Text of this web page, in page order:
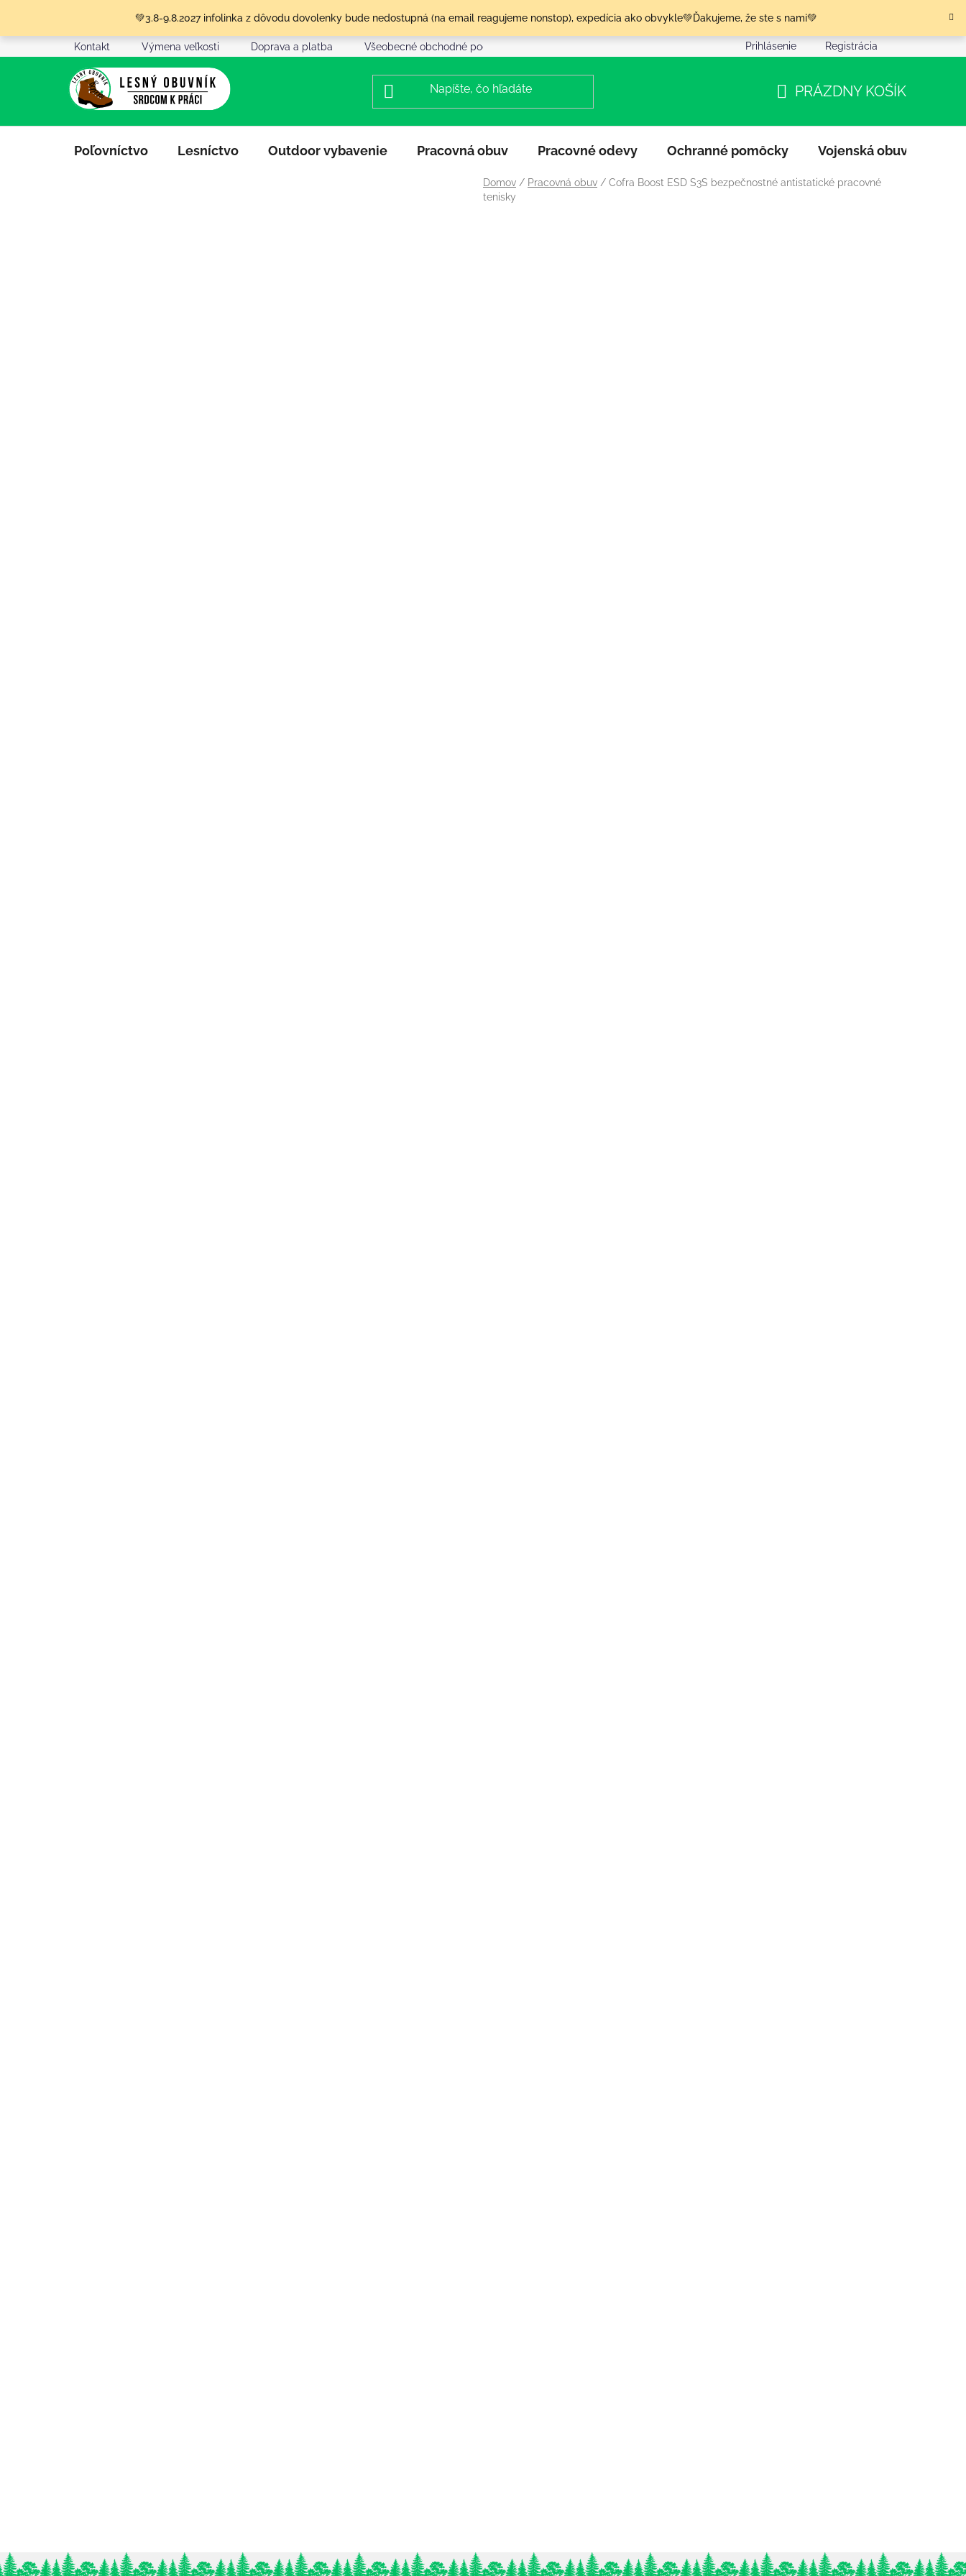
obsah
💚3.8-9.8.2027 infolinka z dôvodu dovolenky bude nedostupná (na email reagujeme nonstop), expedícia ako obvykle💚Ďakujeme, že ste s nami💚
Kontakt Výmena veľkosti Doprava a platba Všeobecné obchodné podmienky Podmienky ochrany osobných údajov
Prihlásenie Registrácia
KOŠÍK
PRÁZDNY KOŠÍK
Poľovníctvo Lesníctvo Outdoor vybavenie Pracovná obuv Pracovné odevy Ochranné pomôcky Vojenská obuv
Domov / Pracovná obuv / Cofra Boost ESD S3S bezpečnostné antistatické pracovné
tenisky